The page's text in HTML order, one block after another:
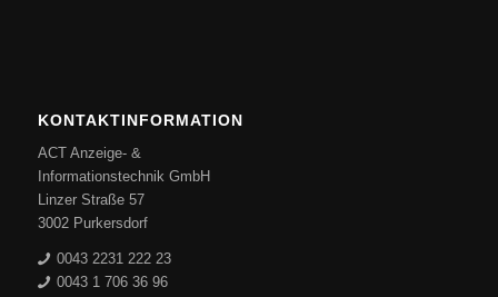
KONTAKTINFORMATION
ACT Anzeige- &
Informationstechnik GmbH
Linzer Straße 57
3002 Purkersdorf
0043 2231 222 23
0043 1 706 36 96